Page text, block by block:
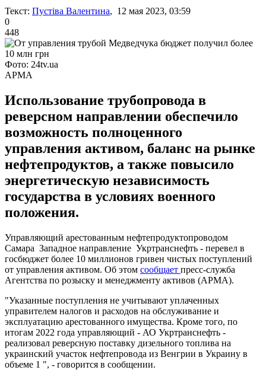
Текст: Пустіва Валентина, 12 мая 2023, 03:59
0
448
Фото: 24tv.ua
АРМА
Использование трубопровода в
реверсном направлении обеспечило
возможность полноценного
управления активом, баланс на рынке
нефтепродуктов, а также повысило
энергетическую независимость
государства в условиях военного
положения.
Управляющий арестованным нефтепродуктопроводом
Самара Западное направление Укртранснефть - перевел в
госбюджет более 10 миллионов гривен чистых поступлений
от управления активом. Об этом сообщает пресс-служба
Агентства по розыску и менеджменту активов (АРМА).
"Указанные поступления не учитывают уплаченных
управителем налогов и расходов на обслуживание и
эксплуатацию арестованного имущества. Кроме того, по
итогам 2022 года управляющий - АО Укртранснефть -
реализовал реверсную поставку дизельного топлива на
украинский участок нефтепровода из Венгрии в Украину в
объеме 1 ", - говорится в сообщении.